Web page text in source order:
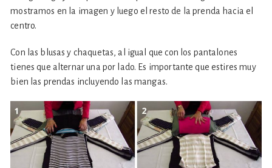
mostramos en la imagen y luego el resto de la prenda hacia el
centro.
Con las blusas y chaquetas, al igual que con los pantalones
tienes que alternar una por lado. Es importante que estires muy
bien las prendas incluyendo las mangas.